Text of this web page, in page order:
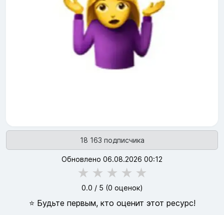
18 163 подписчика
Обновлено 06.08.2026 00:12
★ ★ ★ ★ ★
0.0 / 5 (0 оценок)
⭐ Будьте первым, кто оценит этот ресурс!